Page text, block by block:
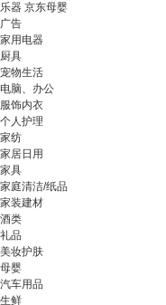
乐器 京东母婴
广告
家用电器
厨具
宠物生活
电脑、办公
服饰内衣
个人护理
家纺
家居日用
家具
家庭清洁/纸品
家装建材
酒类
礼品
美妆护肤
母婴
汽车用品
生鲜